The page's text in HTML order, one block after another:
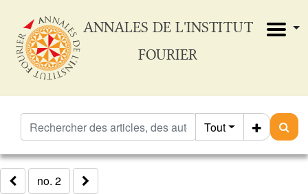
ANNALES DE L'INSTITUT
FOURIER
Tout
no. 2